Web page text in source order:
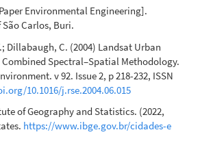
Environmental Engineering].
Carlos, Buri.
Dillabaugh, C. (2004) Landsat Urban
Spectral–Spatial Methodology.
v 92. Issue 2, p 218-232, ISSN
10.1016/j.rse.2004.06.015
of Geography and Statistics. (2022,
https://www.ibge.gov.br/cidades-e